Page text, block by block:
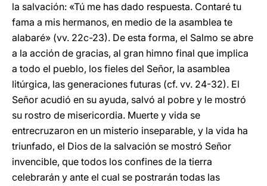
la salvación: «Tú me has dado respuesta. Contaré tu
fama a mis hermanos, en medio de la asamblea te
alabaré» (vv. 22c-23). De esta forma, el Salmo se abre
a la acción de gracias, al gran himno final que implica
a todo el pueblo, los fieles del Señor, la asamblea
litúrgica, las generaciones futuras (cf. vv. 24-32). El
Señor acudió en su ayuda, salvó al pobre y le mostró
su rostro de misericordia. Muerte y vida se
entrecruzaron en un misterio inseparable, y la vida ha
triunfado, el Dios de la salvación se mostró Señor
invencible, que todos los confines de la tierra
celebrarán y ante el cual se postrarán todas las